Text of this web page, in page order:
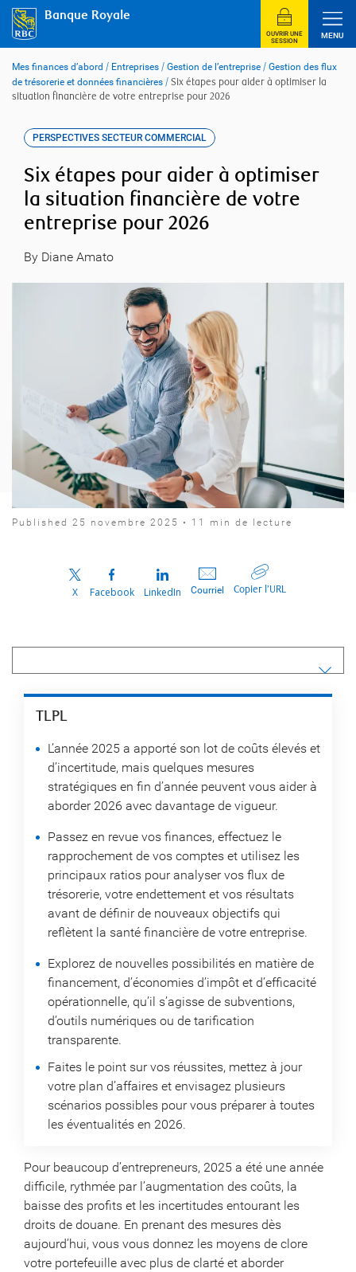
content
Banque Royale
OUVRIR UNE
SESSION
MENU
Mes finances d’abord / Entreprises / Gestion de l’entreprise / Gestion des flux
de trésorerie et données financières / Six étapes pour aider à optimiser la
situation financière de votre entreprise pour 2026
PERSPECTIVES SECTEUR COMMERCIAL
Six étapes pour aider à optimiser
la situation financière de votre
entreprise pour 2026
By Diane Amato
Published 25 novembre 2025 • 11 min de lecture
TLPL
L’année 2025 a apporté son lot de coûts élevés et
d’incertitude, mais quelques mesures
stratégiques en fin d’année peuvent vous aider à
aborder 2026 avec davantage de vigueur.
Passez en revue vos finances, effectuez le
rapprochement de vos comptes et utilisez les
principaux ratios pour analyser vos flux de
trésorerie, votre endettement et vos résultats
avant de définir de nouveaux objectifs qui
reflètent la santé financière de votre entreprise.
Explorez de nouvelles possibilités en matière de
financement, d’économies d’impôt et d’efficacité
opérationnelle, qu’il s’agisse de subventions,
d’outils numériques ou de tarification
transparente.
Faites le point sur vos réussites, mettez à jour
votre plan d’affaires et envisagez plusieurs
scénarios possibles pour vous préparer à toutes
les éventualités en 2026.
Pour beaucoup d’entrepreneurs, 2025 a été une année
difficile, rythmée par l’augmentation des coûts, la
baisse des profits et les incertitudes entourant les
droits de douane. En prenant des mesures dès
aujourd’hui, vous vous donnez les moyens de clore
votre portefeuille avec plus de clarté et aborder
X Facebook LinkedIn Courriel Copier l’URL